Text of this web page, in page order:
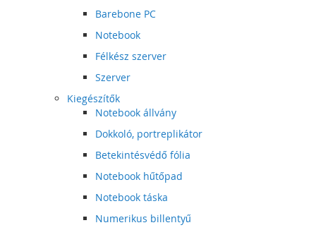
Barebone PC
Notebook
Félkész szerver
Szerver
Kiegészítők
Notebook állvány
Dokkoló, portreplikátor
Betekintésvédő fólia
Notebook hűtőpad
Notebook táska
Numerikus billentyű